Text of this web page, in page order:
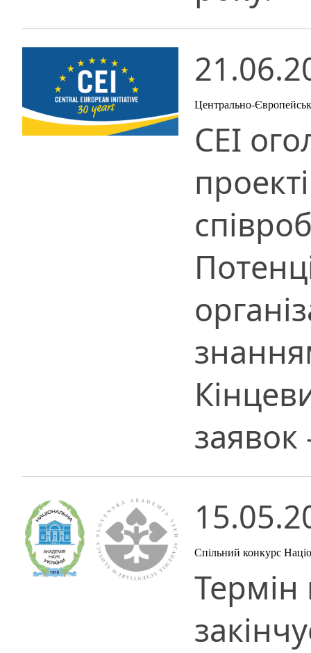
Центрально-
CEI
Спільний конкурс